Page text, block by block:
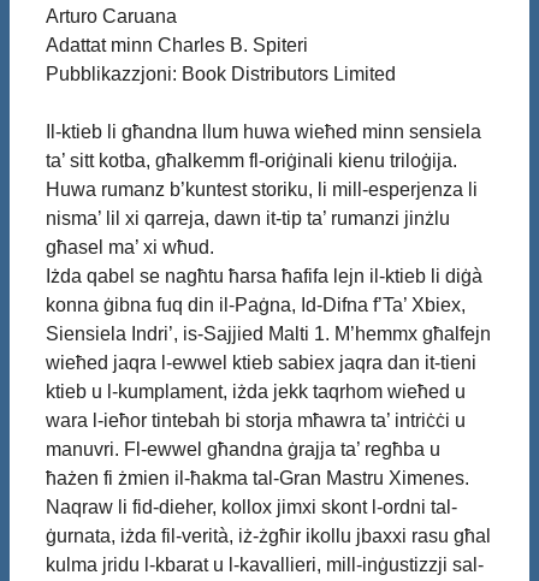
Arturo Caruana
Adattat minn Charles B. Spiteri
Pubblikazzjoni: Book Distributors Limited
Il-ktieb li għandna llum huwa wieħed minn sensiela
ta’ sitt kotba, għalkemm fl-oriġinali kienu triloġija.
Huwa rumanz b’kuntest storiku, li mill-esperjenza li
nisma’ lil xi qarreja, dawn it-tip ta’ rumanzi jinżlu
għasel ma’ xi wħud.
Iżda qabel se nagħtu ħarsa ħafifa lejn il-ktieb li diġà
konna ġibna fuq din il-Paġna, Id-Difna f’Ta’ Xbiex,
Siensiela Indri’, is-Sajjied Malti 1. M’hemmx għalfejn
wieħed jaqra l-ewwel ktieb sabiex jaqra dan it-tieni
ktieb u l-kumplament, iżda jekk taqrhom wieħed u
wara l-ieħor tintebah bi storja mħawra ta’ intriċċi u
manuvri. Fl-ewwel għandna ġrajja ta’ regħba u
ħażen fi żmien il-ħakma tal-Gran Mastru Ximenes.
Naqraw li fid-dieher, kollox jimxi skont l-ordni tal-
ġurnata, iżda fil-verità, iż-żgħir ikollu jbaxxi rasu għal
kulma jridu l-kbarat u l-kavallieri, mill-inġustizzji sal-